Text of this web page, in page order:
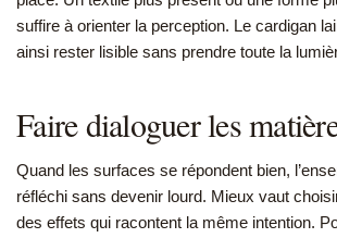
suffire à orienter la perception. Le cardigan
ainsi rester lisible sans prendre toute la
Faire dialoguer les
Quand les surfaces se répondent bien,
réfléchi sans devenir lourd. Mieux vaut
des effets qui racontent la même intention.